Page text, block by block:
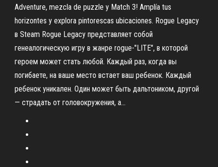
Adventure, mezcla de puzzle y Match 3! Amplía tus
horizontes y explora pintorescas ubicaciones. Rogue Legacy
в Steam Rogue Legacy представляет собой
генеалогическую игру в жанре rogue-"LITE", в которой
героем может стать любой. Каждый раз, когда вы
погибаете, на ваше место встает ваш ребенок. Каждый
ребенок уникален. Один может быть дальтоником, другой
— страдать от головокружения, а...